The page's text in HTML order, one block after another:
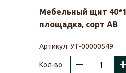
Мебельный щит
площадка, сорт АВ
Артикул: УТ-00000549
Кол-во –